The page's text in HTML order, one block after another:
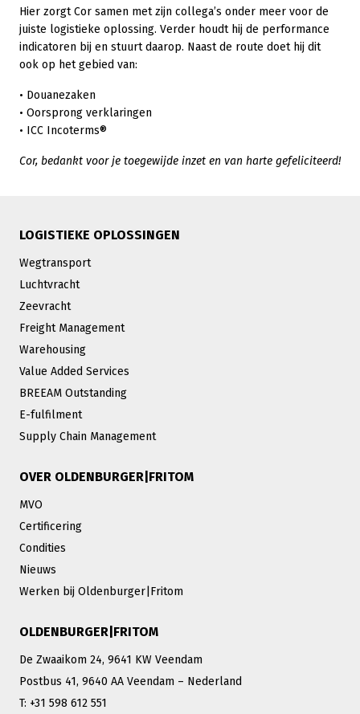
Hier zorgt Cor samen met zijn collega’s onder meer voor de
juiste logistieke oplossing. Verder houdt hij de performance
indicatoren bij en stuurt daarop. Naast de route doet hij dit
ook op het gebied van:
• Douanezaken
• Oorsprong verklaringen
• ICC Incoterms®
Cor, bedankt voor je toegewijde inzet en van harte gefeliciteerd!
LOGISTIEKE OPLOSSINGEN
Wegtransport
Luchtvracht
Zeevracht
Freight Management
Warehousing
Value Added Services
BREEAM Outstanding
E-fulfilment
Supply Chain Management
OVER OLDENBURGER|FRITOM
MVO
Certificering
Condities
Nieuws
Werken bij Oldenburger|Fritom
OLDENBURGER|FRITOM
De Zwaaikom 24, 9641 KW Veendam
Postbus 41, 9640 AA Veendam – Nederland
T: +31 598 612 551